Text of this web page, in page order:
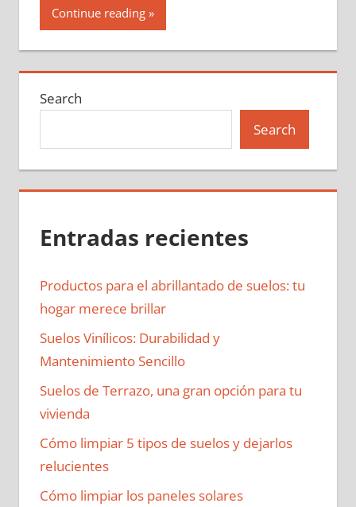
Continue reading
Search
Search
Entradas recientes
Productos para el abrillantado de suelos: tu
hogar merece brillar
Suelos Vinílicos: Durabilidad y
Mantenimiento Sencillo
Suelos de Terrazo, una gran opción para tu
vivienda
Cómo limpiar 5 tipos de suelos y dejarlos
relucientes
Cómo limpiar los paneles solares